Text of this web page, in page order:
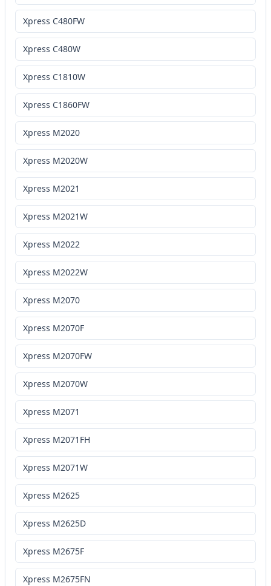
Xpress C480FW
Xpress C480W
Xpress C1810W
Xpress C1860FW
Xpress M2020
Xpress M2020W
Xpress M2021
Xpress M2021W
Xpress M2022
Xpress M2022W
Xpress M2070
Xpress M2070F
Xpress M2070FW
Xpress M2070W
Xpress M2071
Xpress M2071FH
Xpress M2071W
Xpress M2625
Xpress M2625D
Xpress M2675F
Xpress M2675FN